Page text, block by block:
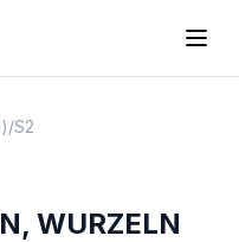
/S2
WURZELN